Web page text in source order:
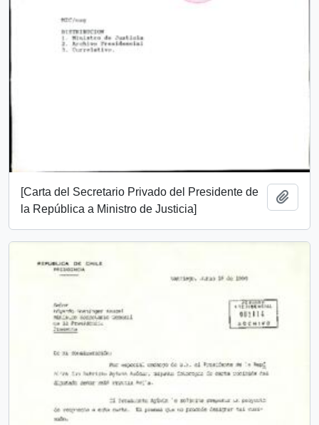
[Carta del Secretario Privado del Presidente de
la República a Ministro de Justicia]